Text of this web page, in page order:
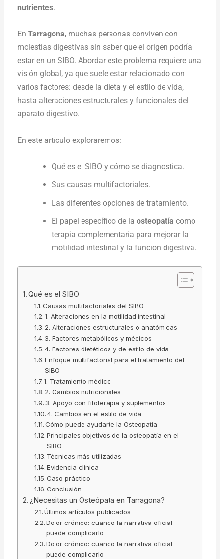
nutrientes.
EnTarragona, muchas personas conviven con
molestias digestivas sin saber que el origen podría
estar en un SIBO. Abordar este problema requiere una
visión global, ya que suele estar relacionado con
varios factores: desde la dieta y el estilo de vida,
hasta alteraciones estructurales y funcionales del
aparato digestivo.
En este artículo exploraremos:
Qué es el SIBO y cómo se diagnostica.
Sus causas multifactoriales.
Las diferentes opciones de tratamiento.
El papel específico de la osteopatía como
terapia complementaria para mejorar la
motilidad intestinal y la función digestiva.
Qué es el SIBO
Causas multifactoriales del SIBO
1. Alteraciones en la motilidad intestinal
2. Alteraciones estructurales o anatómicas
3. Factores metabólicos y médicos
4. Factores dietéticos y de estilo de vida
Enfoque multifactorial para el tratamiento del
SIBO
1. Tratamiento médico
2. Cambios nutricionales
3. Apoyo con fitoterapia y suplementos
4. Cambios en el estilo de vida
Cómo puede ayudarte la Osteopatía
Principales objetivos de la osteopatía en el
SIBO
Técnicas más utilizadas
Evidencia clínica
Caso práctico
Conclusión
¿Necesitas un Osteópata en Tarragona?
Últimos artículos publicados
Dolor crónico: cuando la narrativa oficial
puede complicarlo
Dolor crónico: cuando la narrativa oficial
puede complicarlo